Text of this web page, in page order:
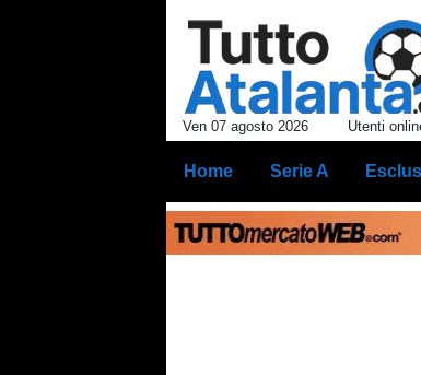
Ven 07 agosto 2026 Utenti
Home Serie A